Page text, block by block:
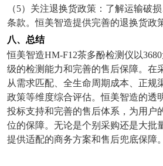
（5）关注退换货政策：了解运输破
条款。恒美智造提供完善的退换货政
八、总结
恒美智造HM-F12茶多酚检测仪以3680
级的检测能力和完善的售后保障。在
从需求匹配、全生命周期成本、正规
政策等维度综合评估。恒美智造的透
投标支持和完善的售后体系，为用户
位的保障。无论是个别采购还是大批
提供适配的商务方案和售后兜底保障。